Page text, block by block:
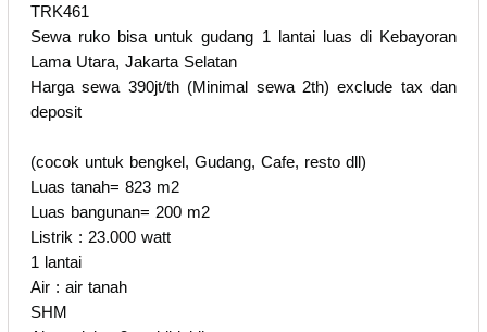
TRK461
Sewa ruko bisa untuk gudang 1 lantai luas di Kebayoran
Lama Utara, Jakarta Selatan
Harga sewa 390jt/th (Minimal sewa 2th) exclude tax dan
deposit
(cocok untuk bengkel, Gudang, Cafe, resto dll)
Luas tanah= 823 m2
Luas bangunan= 200 m2
Listrik : 23.000 watt
1 lantai
Air : air tanah
SHM